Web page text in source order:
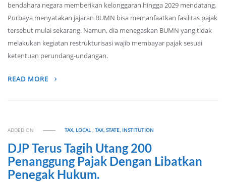
bendahara negara memberikan kelonggaran hingga 2029 mendatang.
Purbaya menyatakan jajaran BUMN bisa memanfaatkan fasilitas pajak
tersebut mulai sekarang. Namun, dia menegaskan BUMN yang tidak
melakukan kegiatan restrukturisasi wajib membayar pajak sesuai
ketentuan perundang-undangan.
READ MORE
ADDED ON TAX, LOCAL,TAX, STATE, INSTITUTION
DJP Terus Tagih Utang 200
Penanggung Pajak Dengan Libatkan
Penegak Hukum.